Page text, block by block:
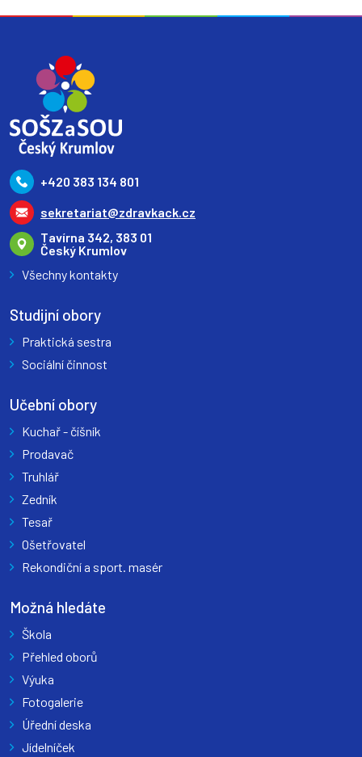
+420 383 134 801
sekretariat@zdravkack.cz
Tavírna 342, 383 01
Český Krumlov
Všechny kontakty
Studijní obory
Praktická sestra
Sociální činnost
Učební obory
Kuchař - číšník
Prodavač
Truhlář
Zedník
Tesař
Ošetřovatel
Rekondiční a sport. masér
Možná hledáte
Škola
Přehled oborů
Výuka
Fotogalerie
Úřední deska
Jídelníček